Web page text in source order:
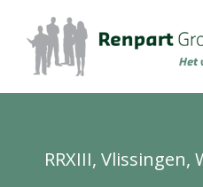
RRXIII, Vlissingen,